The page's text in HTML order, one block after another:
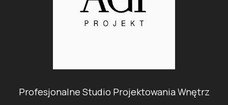
Profesjonalne Studio Projektowania Wnętrz